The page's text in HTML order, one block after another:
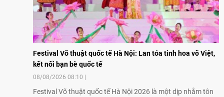
Festival Võ thuật quốc tế Hà Nội: Lan tỏa tinh hoa võ Việt,
kết nối bạn bè quốc tế
08/08/2026 08:10
Festival Võ thuật quốc tế Hà Nội 2026 là một dịp nhằm tôn